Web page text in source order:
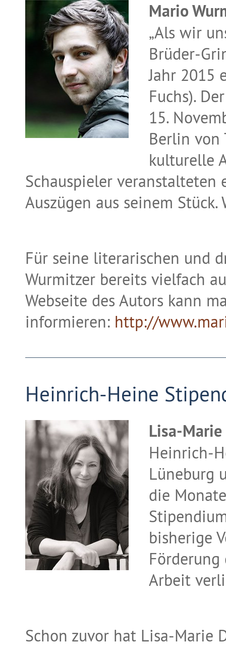
Mario
„Als wir
Brüder-
Jahr 2015
Fuchs).
15.
Berlin von
kulturelle
Schauspieler veranstalteten
Auszügen aus seinem
Für seine literarischen und
Wurmitzer bereits vielfach
Webseite des Autors kann
informieren: http://
Heinrich-Heine
Lisa-
Heinrich-
Lüneburg
die
bisherige
Arbeit
Schon zuvor hat Lisa-Marie